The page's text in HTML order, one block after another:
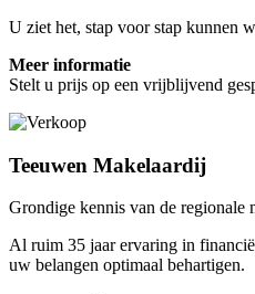
U ziet het, stap voor stap kunnen
Meer informatie
Stelt u prijs op een vrijblijvend
Teeuwen Makelaardij
Grondige kennis van de regionale
Al ruim 35 jaar ervaring in
uw belangen optimaal behartigen.